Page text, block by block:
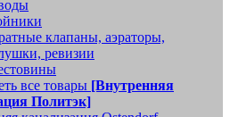
клапаны, аэраторы,
ревизии
все товары [Внутренняя
Политэк]